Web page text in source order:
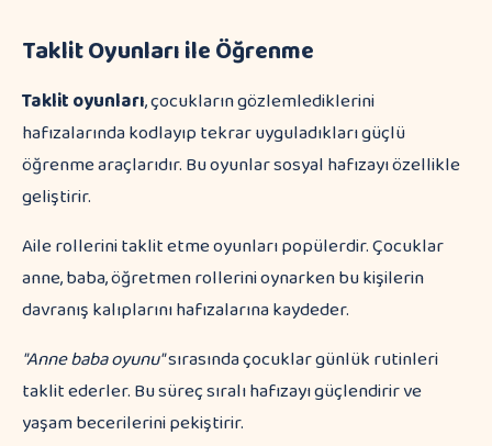
Taklit Oyunları ile Öğrenme
Taklit oyunları, çocukların gözlemlediklerini
hafızalarında kodlayıp tekrar uyguladıkları güçlü
öğrenme araçlarıdır. Bu oyunlar sosyal hafızayı özellikle
geliştirir.
Aile rollerini taklit etme oyunları popülerdir. Çocuklar
anne, baba, öğretmen rollerini oynarken bu kişilerin
davranış kalıplarını hafızalarına kaydeder.
"Anne baba oyunu"sırasında çocuklar günlük rutinleri
taklit ederler. Bu süreç sıralı hafızayı güçlendirir ve
yaşam becerilerini pekiştirir.